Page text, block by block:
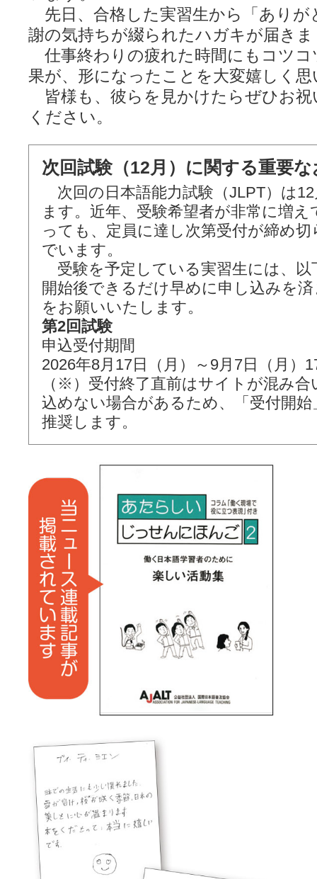
先日、合格した実習生から「ありが
謝の気持ちが綴られたハガキが届き
仕事終わりの疲れた時間にもコツコ
果が、形になったことを大変嬉しく
皆様も、彼らを見かけたらぜひお
ください。
次回試験（12月）に関する重要
次回の日本語能力試験（JLPT）は
ます。近年、受験希望者が非常に増
っても、定員に達し次第受付が締め
でいます。
受験を予定している実習生には、以
開始後できるだけ早めに申し込みを
をお願いいたします。
第2回試験
申込受付期間
2026年8月17日（月）～9月7日（月）
（※）受付終了直前はサイトが混み
込めない場合があるため、「受付開
推奨します。